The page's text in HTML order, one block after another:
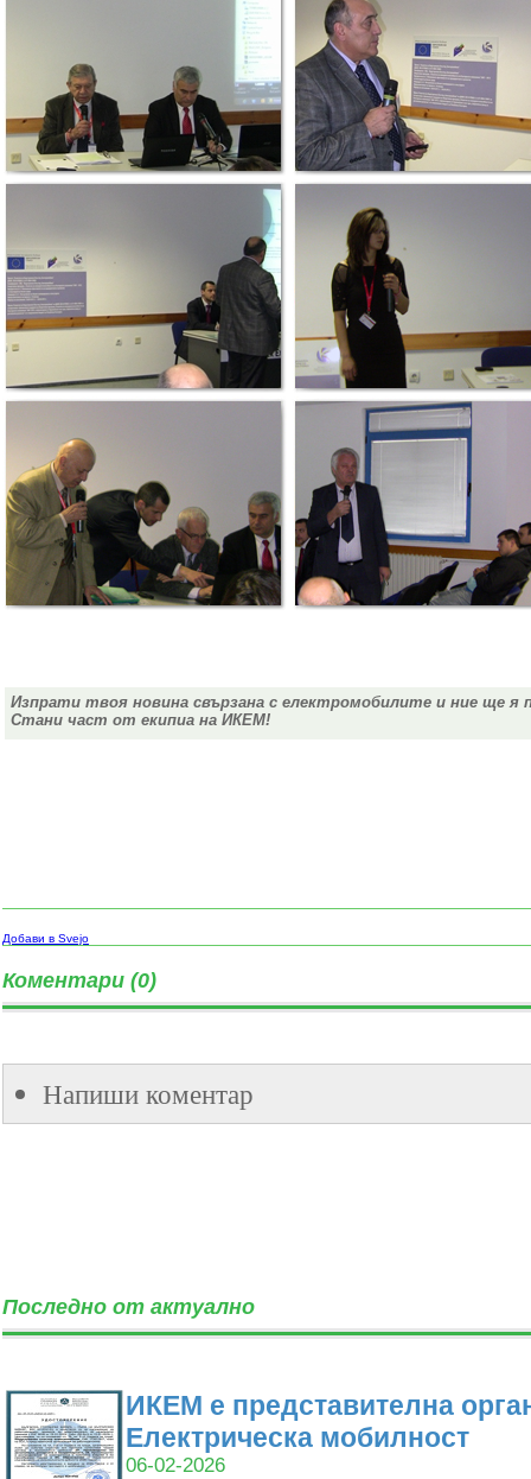
Изпрати твоя новина свързана с електромобилите и ние ще я
Стани част от екипиа на ИКЕМ!
Добави в Svejo
Коментари (0)
Напиши коментар
Последно от актуално
ИКЕМ е представителна
Електрическа мобилност
06-02-2026